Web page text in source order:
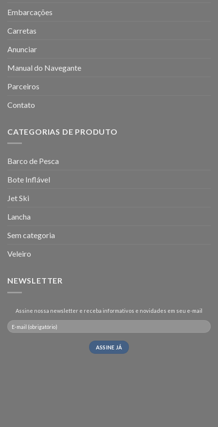
Embarcações
Carretas
Anunciar
Manual do Navegante
Parceiros
Contato
CATEGORIAS DE PRODUTO
Barco de Pesca
Bote Inflável
Jet Ski
Lancha
Sem categoria
Veleiro
NEWSLETTER
Assine nossa newsletter e receba informativos e novidades em seu e-mail